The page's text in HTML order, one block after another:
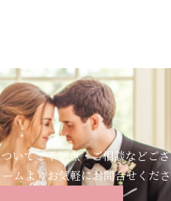
いてご不明点・ご相談などご
ムよりお気軽にお問合せくださ